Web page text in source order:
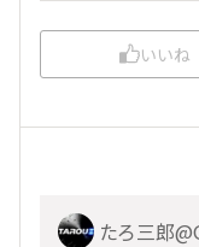
いいね
たろ三郎